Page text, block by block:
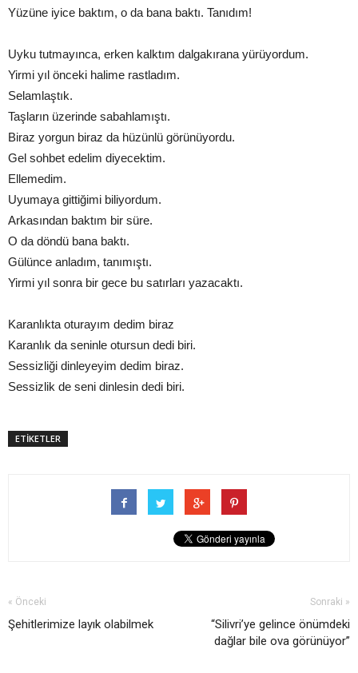
Yüzüne iyice baktım, o da bana baktı. Tanıdım!
Uyku tutmayınca, erken kalktım dalgakırana yürüyordum.
Yirmi yıl önceki halime rastladım.
Selamlaştık.
Taşların üzerinde sabahlamıştı.
Biraz yorgun biraz da hüzünlü görünüyordu.
Gel sohbet edelim diyecektim.
Ellemedim.
Uyumaya gittiğimi biliyordum.
Arkasından baktım bir süre.
O da döndü bana baktı.
Gülünce anladım, tanımıştı.
Yirmi yıl sonra bir gece bu satırları yazacaktı.
Karanlıkta oturayım dedim biraz
Karanlık da seninle otursun dedi biri.
Sessizliği dinleyeyim dedim biraz.
Sessizlik de seni dinlesin dedi biri.
ETİKETLER
« Önceki
Şehitlerimize layık olabilmek
Sonraki »
“Silivri’ye gelince önümdeki
dağlar bile ova görünüyor”